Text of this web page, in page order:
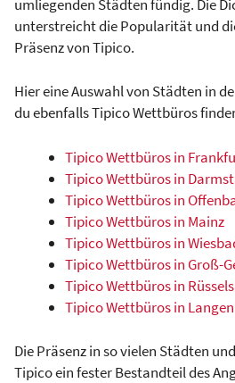
umliegenden Städten fündig. Die
unterstreicht die Popularität und
Präsenz von Tipico.
Hier eine Auswahl von Städten in
du ebenfalls Tipico Wettbüros
Tipico Wettbüros in
Tipico Wettbüros in
Tipico Wettbüros in
Tipico Wettbüros in Mainz
Tipico Wettbüros in
Tipico Wettbüros in Groß-
Tipico Wettbüros in
Tipico Wettbüros in Langen
Die Präsenz in so vielen Städten
Tipico ein fester Bestandteil des